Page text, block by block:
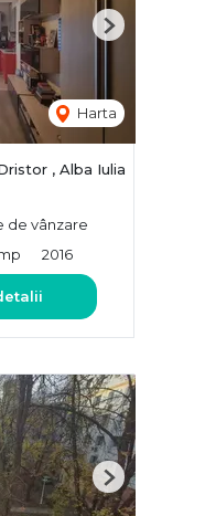
Harta
Next
, Alba Iulia
de vânzare
2016
Next